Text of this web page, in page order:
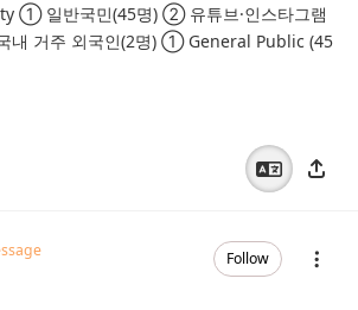
① 일반국민(45명) ② 유튜브·인스타그램
내 거주 외국인(2명) ① General Public (45
Follow